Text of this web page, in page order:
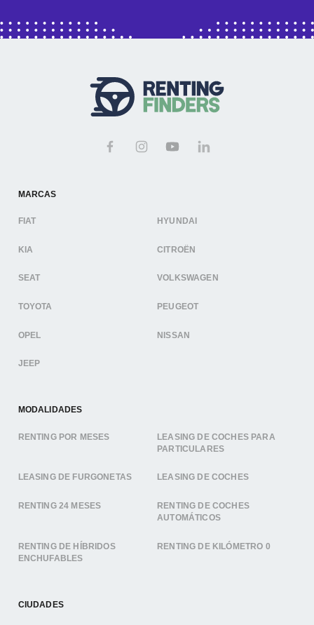
MARCAS
FIAT HYUNDAI
KIA CITROËN
SEAT VOLKSWAGEN
TOYOTA PEUGEOT
OPEL NISSAN
JEEP
MODALIDADES
RENTING POR MESES
LEASING DE COCHES PARA
PARTICULARES
LEASING DE FURGONETAS LEASING DE COCHES
RENTING 24 MESES
RENTING DE COCHES
AUTOMÁTICOS
RENTING DE HÍBRIDOS
ENCHUFABLES
RENTING DE KILÓMETRO 0
CIUDADES